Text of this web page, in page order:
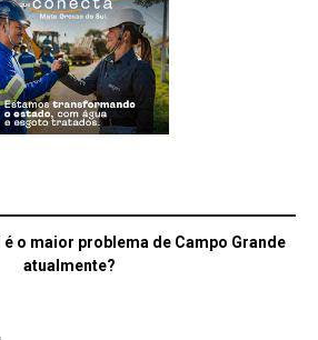
é o maior problema de Campo Grande
atualmente?